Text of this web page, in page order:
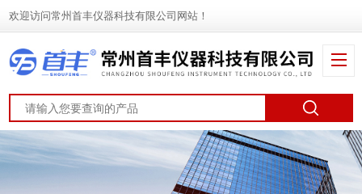
欢迎访问常州首丰仪器科技有限公司网站！